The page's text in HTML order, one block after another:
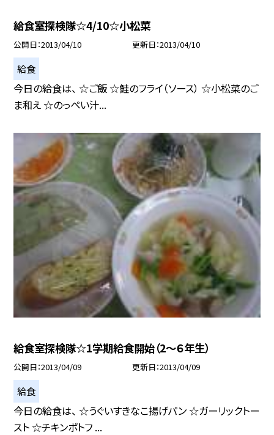
給食室探検隊☆4/10☆小松菜
公開日 2013/04/10 更新日 2013/04/10
給食
今日の給食は、 ☆ご飯 ☆鮭のフライ（ソース） ☆小松菜のご
ま和え ☆のっぺい汁...
給食室探検隊☆1学期給食開始（2〜６年生）
公開日 2013/04/09 更新日 2013/04/09
給食
今日の給食は、 ☆うぐいすきなこ揚げパン ☆ガーリックトー
スト ☆チキンポトフ ...